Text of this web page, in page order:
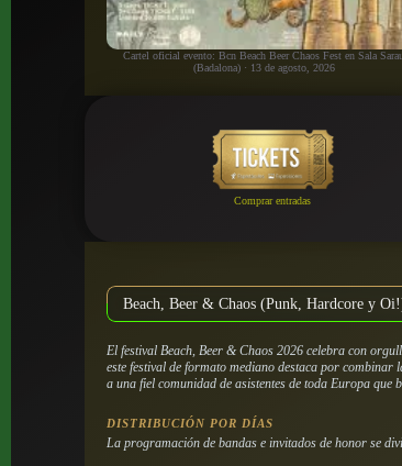
Cartel oficial evento: Bcn Beach Beer Chaos Fest en Sala
(Badalona) · 13 de agosto, 2026
Comprar entradas
Beach, Beer & Chaos (Punk, Hardcore y
El festival Beach, Beer & Chaos 2026 celebra con
este festival de formato mediano destaca por combinar
a una fiel comunidad de asistentes de toda Europa
DISTRIBUCIÓN POR DÍAS
La programación de bandas e invitados de honor se